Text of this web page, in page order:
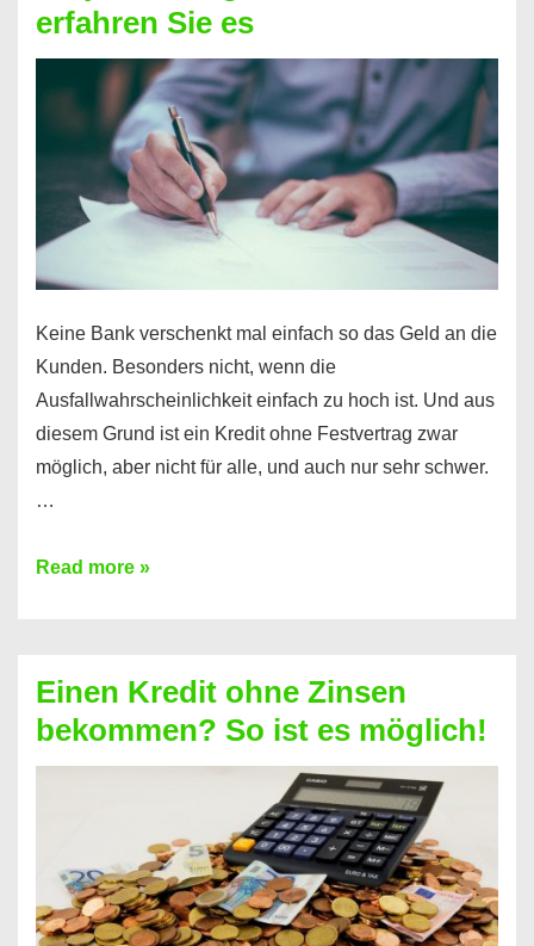
nicht
nur
für
Handy
möglich!
erfahren Sie es
Keine Bank verschenkt mal einfach so das Geld an die
Kunden. Besonders nicht, wenn die
Ausfallwahrscheinlichkeit einfach zu hoch ist. Und aus
diesem Grund ist ein Kredit ohne Festvertrag zwar
möglich, aber nicht für alle, und auch nur sehr schwer.
…
Ist
Festvertrag
für
jeden
erfahren
Sie
es
Read more »
Einen Kredit ohne Zinsen
bekommen? So ist es möglich!